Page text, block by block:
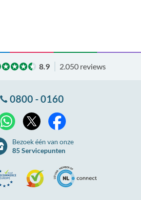
8.9 2.050 reviews
0800 - 0160
WhatsApp
Bezoek één van onze
85 Servicepunten